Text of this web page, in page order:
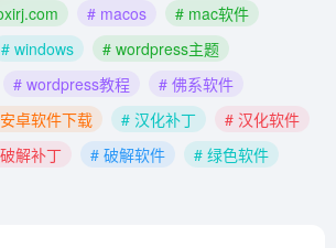
# macos
# mac软件
# windows
# wordpress主题
# wordpress教程
# 佛系软件
卓软件下载 # 汉化补丁
# 汉化软件
解补丁 # 破解软件
# 绿色软件